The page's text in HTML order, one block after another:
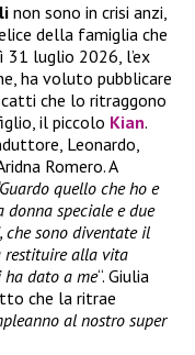
non sono in crisi anzi,
della famiglia che
31 luglio 2026, l’ex
ha voluto pubblicare
che lo ritraggono
il piccolo Kian.
Leonardo,
Romero. A
quello che ho e
speciale e due
sono diventate il
restituire alla vita
dato a me“. Giulia
che la ritrae
al nostro super